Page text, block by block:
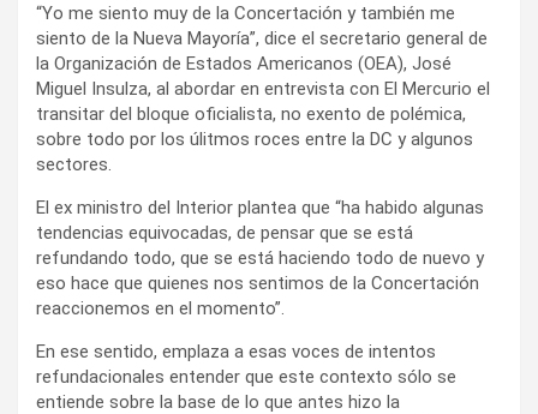
“Yo me siento muy de la Concertación y también me
siento de la Nueva Mayoría”, dice el secretario general de
la Organización de Estados Americanos (OEA), José
Miguel Insulza, al abordar en entrevista con El Mercurio el
transitar del bloque oficialista, no exento de polémica,
sobre todo por los úlitmos roces entre la DC y algunos
sectores.
El ex ministro del Interior plantea que “ha habido algunas
tendencias equivocadas, de pensar que se está
refundando todo, que se está haciendo todo de nuevo y
eso hace que quienes nos sentimos de la Concertación
reaccionemos en el momento”.
En ese sentido, emplaza a esas voces de intentos
refundacionales entender que este contexto sólo se
entiende sobre la base de lo que antes hizo la